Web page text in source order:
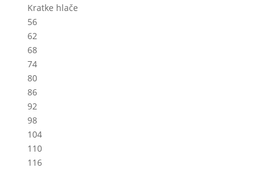
Kratke hlače
56
62
68
74
80
86
92
98
104
110
116